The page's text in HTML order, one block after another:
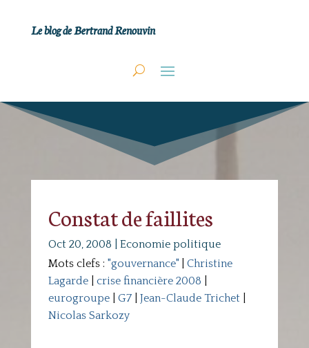
Le blog de Bertrand Renouvin
Constat de faillites
Oct 20, 2008
Economie politique
Mots clefs : "gouvernance"| Christine
Lagarde| crise financière 2008
eurogroupe| G7| Jean-Claude Trichet|
Nicolas Sarkozy